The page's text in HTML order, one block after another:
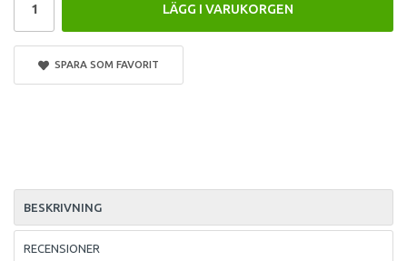
LÄGG I VARUKORGEN
SPARA SOM FAVORIT
BESKRIVNING
RECENSIONER